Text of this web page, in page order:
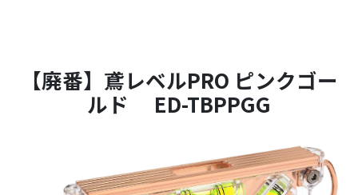
【廃番】鳶レベルPRO ピンクゴー
ルド ED-TBPPGG